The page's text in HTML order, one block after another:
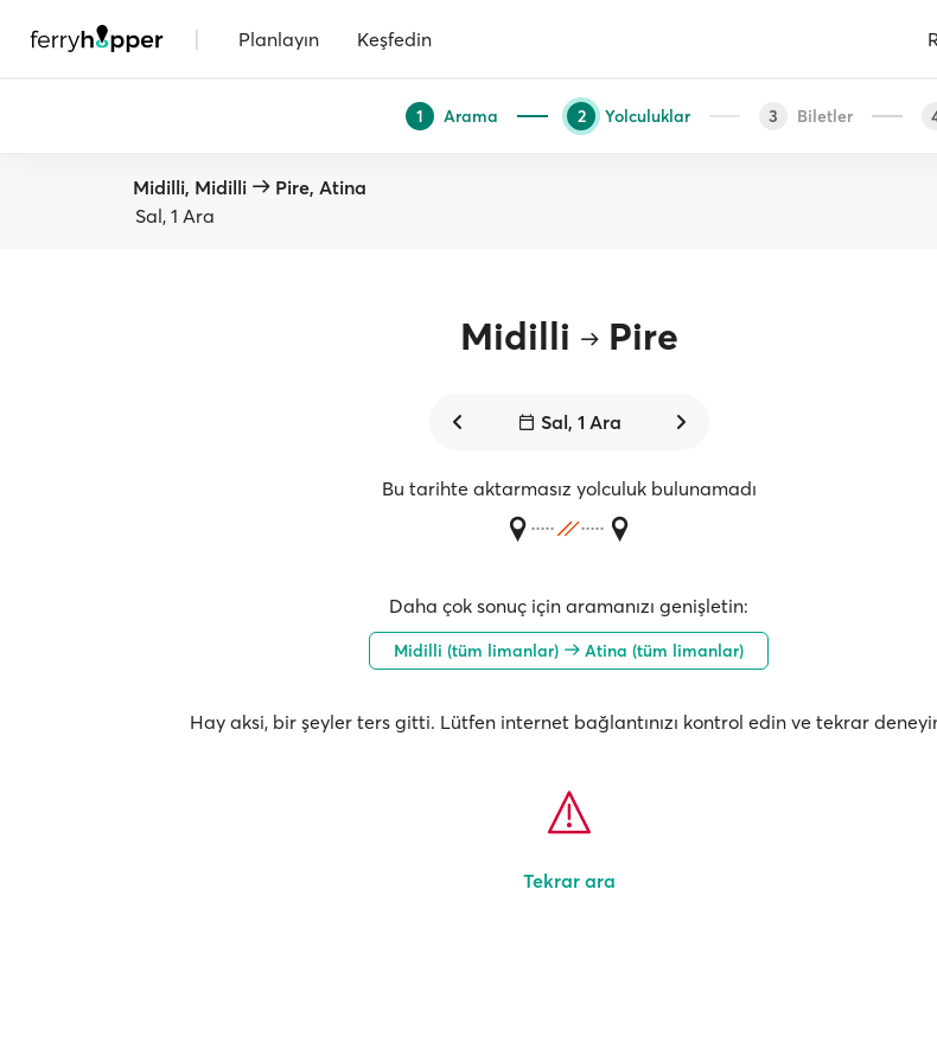
| Planlayın Keşfedin
1 Arama 2 Yolculuklar 3 Biletler
Midilli, Midilli
Pire, Atina
Sal, 1 Ara
Midilli Pire
Sal, 1 Ara
Bu tarihte aktarmasız yolculuk bulunamadı
Daha çok sonuç için aramanızı genişletin:
Midilli (tüm limanlar) Atina (tüm limanlar)
Hay aksi, bir şeyler ters gitti. Lütfen internet bağlantınızı kontrol edin ve tekrar
Tekrar ara